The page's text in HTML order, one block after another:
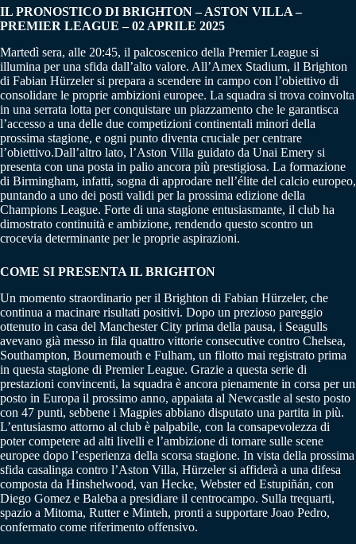
IL PRONOSTICO DI BRIGHTON – ASTON VILLA –
PREMIER LEAGUE – 02 APRILE 2025
Martedì sera, alle 20:45, il palcoscenico della Premier League si
illumina per una sfida dall’alto valore. All’Amex Stadium, il Brighton
di Fabian Hürzeler si prepara a scendere in campo con l’obiettivo di
consolidare le proprie ambizioni europee. La squadra si trova coinvolta
in una serrata lotta per conquistare un piazzamento che le garantisca
l’accesso a una delle due competizioni continentali minori della
prossima stagione, e ogni punto diventa cruciale per centrare
l’obiettivo.Dall’altro lato, l’Aston Villa guidato da Unai Emery si
presenta con una posta in palio ancora più prestigiosa. La formazione
di Birmingham, infatti, sogna di approdare nell’élite del calcio europeo,
puntando a uno dei posti validi per la prossima edizione della
Champions League. Forte di una stagione entusiasmante, il club ha
dimostrato continuità e ambizione, rendendo questo scontro un
crocevia determinante per le proprie aspirazioni.
COME SI PRESENTA IL BRIGHTON
Un momento straordinario per il Brighton di Fabian Hürzeler, che
continua a macinare risultati positivi. Dopo un prezioso pareggio
ottenuto in casa del Manchester City prima della pausa, i Seagulls
avevano già messo in fila quattro vittorie consecutive contro Chelsea,
Southampton, Bournemouth e Fulham, un filotto mai registrato prima
in questa stagione di Premier League. Grazie a questa serie di
prestazioni convincenti, la squadra è ancora pienamente in corsa per un
posto in Europa il prossimo anno, appaiata al Newcastle al sesto posto
con 47 punti, sebbene i Magpies abbiano disputato una partita in più.
L’entusiasmo attorno al club è palpabile, con la consapevolezza di
poter competere ad alti livelli e l’ambizione di tornare sulle scene
europee dopo l’esperienza della scorsa stagione. In vista della prossima
sfida casalinga contro l’Aston Villa, Hürzeler si affiderà a una difesa
composta da Hinshelwood, van Hecke, Webster ed Estupiñán, con
Diego Gomez e Baleba a presidiare il centrocampo. Sulla trequarti,
spazio a Mitoma, Rutter e Minteh, pronti a supportare Joao Pedro,
confermato come riferimento offensivo.